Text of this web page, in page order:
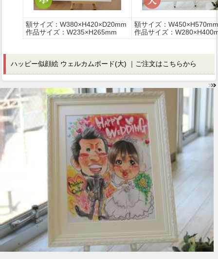
額サイズ：W380×H420×D20mm
作品サイズ：W235×H265mm
額サイズ：W450×H570mm
作品サイズ：
ハッピー似顔絵 ウェルカムボード(大) ｜ご注文はこちらから